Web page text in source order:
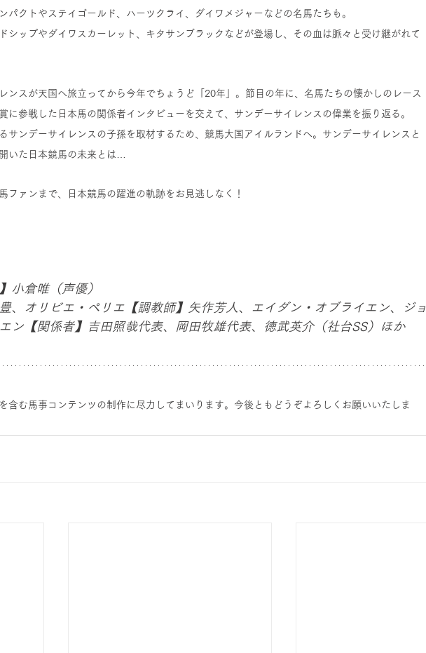
パクトやステイゴールド、ハーツクライ、ダイワメジャーなどの名馬たちも。
シップやダイワスカーレット、キタサンブラックなどが登場し、その血は脈々と受け継がれて
ンスが天国へ旅立ってから今年でちょうど「20年」。節目の年に、名馬たちの懐かしのレース
に参戦した日本馬の関係者インタビューを交えて、サンデーサイレンスの偉業を振り返る。
サンデーサイレンスの子孫を取材するため、競馬大国アイルランドへ。サンデーサイレンスと
いた日本競馬の未来とは…
ファンまで、日本競馬の躍進の軌跡をお見逃しなく！
小倉唯（声優）
、オリビエ・ペリエ【調教師】矢作芳人、エイダン・オブライエン、ジョ
ン【関係者】吉田照哉代表、岡田牧雄代表、徳武英介（社台SS）ほか
含む馬事コンテンツの制作に尽力してまいります。今後ともどうぞよろしくお願いいたしま